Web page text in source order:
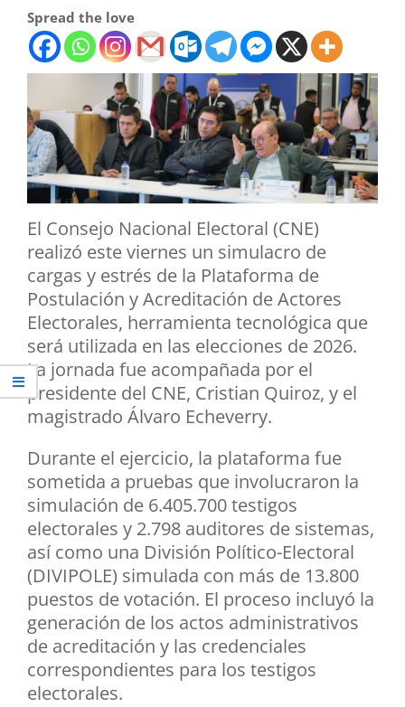
Spread the love
El Consejo Nacional Electoral (CNE)
realizó este viernes un simulacro de
cargas y estrés de la Plataforma de
Postulación y Acreditación de Actores
Electorales, herramienta tecnológica que
será utilizada en las elecciones de 2026.
La jornada fue acompañada por el
presidente del CNE, Cristian Quiroz, y el
magistrado Álvaro Echeverry.
Durante el ejercicio, la plataforma fue
sometida a pruebas que involucraron la
simulación de 6.405.700 testigos
electorales y 2.798 auditores de sistemas,
así como una División Político-Electoral
(DIVIPOLE) simulada con más de 13.800
puestos de votación. El proceso incluyó la
generación de los actos administrativos
de acreditación y las credenciales
correspondientes para los testigos
electorales.